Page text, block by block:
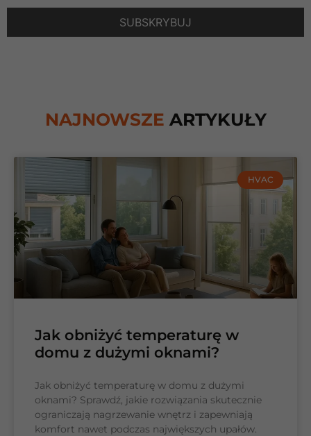
NAJNOWSZE ARTYKUŁY
HVAC
Jak obniżyć temperaturę w
domu z dużymi oknami?
Jak obniżyć temperaturę w domu z dużymi
oknami? Sprawdź, jakie rozwiązania skutecznie
ograniczają nagrzewanie wnętrz i zapewniają
komfort nawet podczas największych upałów.